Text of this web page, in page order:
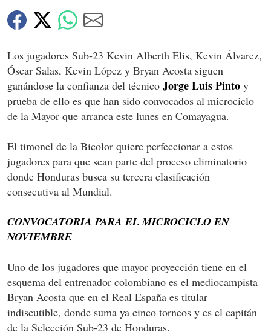
Los jugadores Sub-23 Kevin Alberth Elis, Kevin Álvarez,
Óscar Salas, Kevin López y Bryan Acosta siguen
ganándose la confianza del técnico Jorge Luis Pinto y
prueba de ello es que han sido convocados al microciclo
de la Mayor que arranca este lunes en Comayagua.
El timonel de la Bicolor quiere perfeccionar a estos
jugadores para que sean parte del proceso eliminatorio
donde Honduras busca su tercera clasificación
consecutiva al Mundial.
CONVOCATORIA PARA EL MICROCICLO EN
NOVIEMBRE
Uno de los jugadores que mayor proyección tiene en el
esquema del entrenador colombiano es el mediocampista
Bryan Acosta que en el Real España es titular
indiscutible, donde suma ya cinco torneos y es el capitán
de la Selección Sub-23 de Honduras.